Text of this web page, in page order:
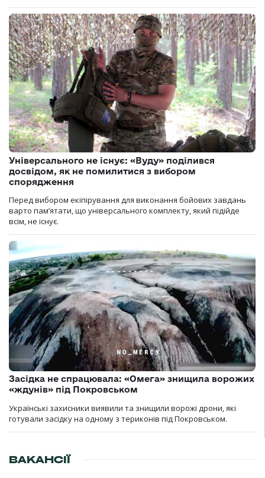
Універсального не існує: «Вуду» поділився
досвідом, як не помилитися з вибором
спорядження
Перед вибором екіпірування для виконання бойових завдань
варто пам’ятати, що універсального комплекту, який підійде
всім, не існує.
Засідка не спрацювала: «Омега» знищила ворожих
«ждунів» під Покровськом
Українські захисники виявили та знищили ворожі дрони, які
готували засідку на одному з териконів під Покровськом.
ВАКАНСІЇ